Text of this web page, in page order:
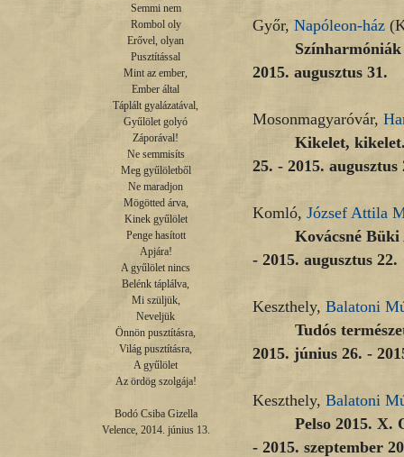
Semmi nem
Rombol oly
Erővel, olyan
Pusztítással
Mint az ember,
Ember által
Táplált gyalázatával,
Gyűlölet golyó
Záporával!
Ne semmisíts
Meg gyűlöletből
Ne maradjon
Mögötted árva,
Kinek gyűlölet
Penge hasított
Apjára!
A gyűlölet nincs
Belénk táplálva,
Mi szüljük,
Neveljük
Önnön pusztításra,
Világ pusztításra,
A gyűlölet
Az ördög szolgája!
Bodó Csiba Gizella
Velence, 2014. június 13.
Győr, Napóleon-ház
2015. augusztus 31.
Mosonmagyaróvár,
Kikelet,
25. - 2015. augusztus
Komló, József Attila
Kovácsné
- 2015. augusztus 22.
Keszthely, Balatoni
Tudós
2015. június 26. -
Keszthely, Balatoni
Pelso 2015. X.
- 2015. szeptember